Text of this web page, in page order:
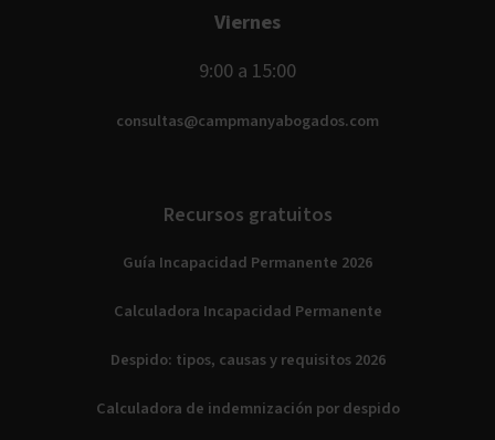
Viernes
9:00 a 15:00
consultas@campmanyabogados.com
Recursos gratuitos
Guía Incapacidad Permanente 2026
Calculadora Incapacidad Permanente
Despido: tipos, causas y requisitos 2026
Calculadora de indemnización por despido